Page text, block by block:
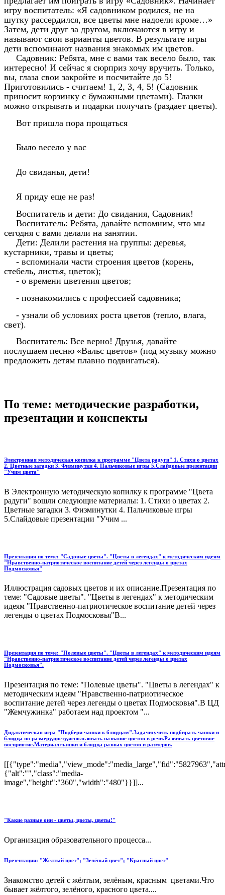
игру воспитатель: «Я садовником родился, не на
шутку рассердился, все цветы мне надоели кроме…»
Затем, дети друг за другом, включаются в игру и
называют свои варианты цветов. В результате игры
дети вспоминают названия знакомых им цветов.
Садовник: Ребята, мне с вами так весело было, так
интересно! И сейчас я сюрприз хочу вручить. Только,
вы, глаза свои закройте и посчитайте до 5!
Приготовились - считаем! 1, 2, 3, 4, 5! (Садовник
приносит корзинку с бумажными цветами). Глазки
можно открывать и подарки получать (раздает цветы).
Вот пришла пора прощаться
Было весело у вас
До свиданья, дети!
Я приду еще не раз!
Воспитатель и дети: До свидания, Садовник!
Воспитатель: Ребята, давайте вспомним, что мы
сегодня с вами делали на занятии.
Дети: Делили растения на группы: деревья,
кустарники, травы и цветы;
- вспоминали части строения цветов (корень,
стебель, листья, цветок);
- о времени цветения цветов;
- познакомились с профессией садовника;
- узнали об условиях роста цветов (тепло, влага,
свет).
Воспитатель: Все верно! Друзья, давайте
послушаем песню «Вальс цветов» (под музыку можно
предложить детям плавно подвигаться).
По теме: методические разработки,
презентации и конспекты
Электронная методическая копилка к программе "Цвета радуги" 1. Стихи о цветах
2. Цветные загадки 3. Физминутки 4. Пальчиковые игры 5.Слайдовые презентации
"Учим цвета"
В Электронную методическую копилку к программе "Цвета
радуги" вошли следующие материалы: 1. Стихи о цветах 2.
Цветные загадки 3. Физминутки 4. Пальчиковые игры
5.Слайдовые презентации "Учим ...
Презентация по теме: "Садовые цветы". "Цветы в легендах" к методическим идеям
"Нравственно-патриотическое воспитание детей через легенды о цветах
Подмосковья"
Иллюстрация садовых цветов и их описание.Презентация по
теме: "Садовые цветы". "Цветы в легендах" к методическим
идеям "Нравственно-патриотическое воспитание детей через
легенды о цветах Подмосковья"В...
Презентация по теме: "Полевые цветы". "Цветы в легендах" к методическим идеям
"Нравственно-патриотическое воспитание детей через легенды о цветах
Подмосковья".
Презентация по теме: "Полевые цветы". "Цветы в легендах" к
методическим идеям "Нравственно-патриотическое
воспитание детей через легенды о цветах Подмосковья".В ЦД
"Жемчужинка" работаем над проектом "...
Дидактическая игра "Подбери чашки к блюдцам".Задачи:учить подбирать чашки и
блюдца по размеру,цвету,использовать название цветов в речи.Развивать цветовое
восприятие.Материал:чашки и блюдца разных цветов и размеров.
{"alt":"","class":"media-
image","height":"360","width":"480"}}]]...
"Какие разные они - цветы, цветы, цветы!"
Организация образовательного процесса...
Презентации: "Жёлтый цвет"; "Зелёный цвет"; "Красный цвет"
Знакомство детей с жёлтым, зелёным, красным цветами.Что
бывает жёлтого, зелёного, красного цвета....